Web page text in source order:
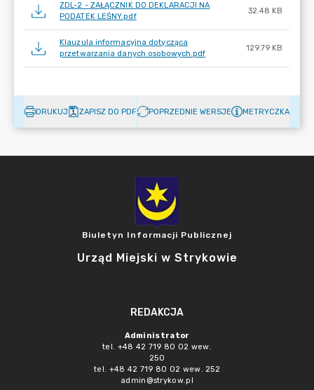
ZDL-2 - ZAŁĄCZNIK DO DEKLARACJI NA
PODATEK LEŚNY.pdf
32.48 KB
Klauzula informacyjna dotycząca
przetwarzania danych osobowych.pdf
129.79 KB
DRUKUJ ZAPISZ DO PDF POPRZEDNIE WERSJE METRYCZKA
Biuletyn Informacji Publicznej
Urząd Miejski w Strykowie
REDAKCJA
Administrator
tel. +48 42 719 80 02 wew.
250
tel. +48 42 719 80 02 wew. 252
admin@strykow.pl